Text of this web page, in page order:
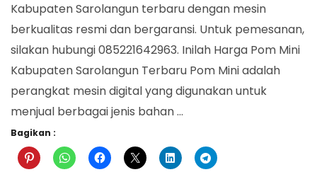
Kabupaten Sarolangun terbaru dengan mesin
berkualitas resmi dan bergaransi. Untuk pemesanan,
silakan hubungi 085221642963. Inilah Harga Pom Mini
Kabupaten Sarolangun Terbaru Pom Mini adalah
perangkat mesin digital yang digunakan untuk
menjual berbagai jenis bahan …
Bagikan :